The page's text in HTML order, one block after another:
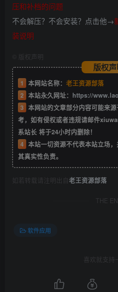
压和补档的问题
不会解压？不会安装？点击他→
装说明
版权声明
版权
1 本网站名称： 老王资源部落
2 本站永久网址： https://
3 本网站的文章部分内容可能来
考，如有侵权或者违规请邮件
系站长 将于24小时内删除！
4 本站一切资源不代表本站立场
其真实性负责。
如若转载请注明出自老王资源部落
THE
软件应用
喜欢就支持